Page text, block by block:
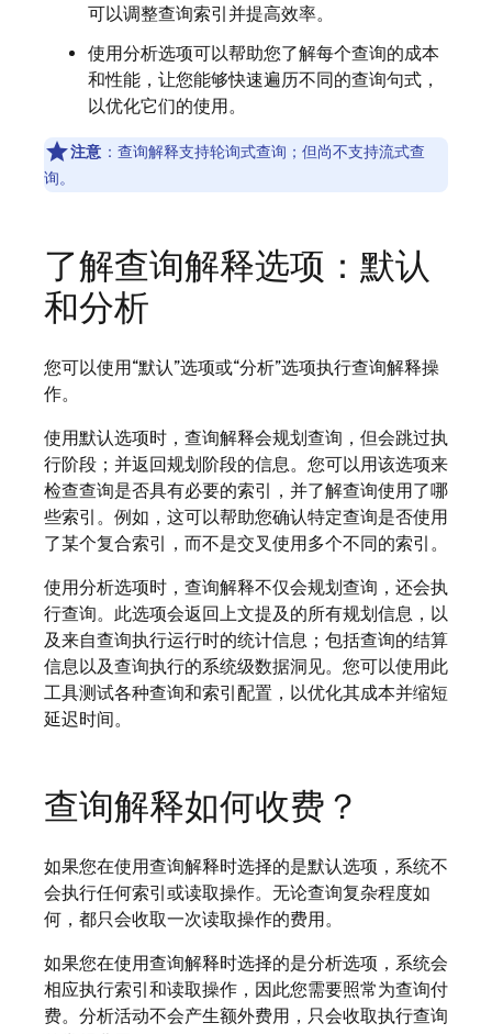
可以调整查询索引并提高效率。
使用分析选项可以帮助您了解每个查询的成本
和性能，让您能够快速遍历不同的查询句式，
以优化它们的使用。
注意 ：查询解释支持轮询式查询；但尚不支持流式查
询。
了解查询解释选项：默认
和分析
您可以使用“默认”选项或“分析”选项执行查询解释操
作。
使用默认选项时，查询解释会规划查询，但会跳过执
行阶段；并返回规划阶段的信息。您可以用该选项来
检查查询是否具有必要的索引，并了解查询使用了哪
些索引。例如，这可以帮助您确认特定查询是否使用
了某个复合索引，而不是交叉使用多个不同的索引。
使用分析选项时，查询解释不仅会规划查询，还会执
行查询。此选项会返回上文提及的所有规划信息，以
及来自查询执行运行时的统计信息；包括查询的结算
信息以及查询执行的系统级数据洞见。您可以使用此
工具测试各种查询和索引配置，以优化其成本并缩短
延迟时间。
查询解释如何收费？
如果您在使用查询解释时选择的是默认选项，系统不
会执行任何索引或读取操作。无论查询复杂程度如
何，都只会收取一次读取操作的费用。
如果您在使用查询解释时选择的是分析选项，系统会
相应执行索引和读取操作，因此您需要照常为查询付
费。分析活动不会产生额外费用，只会收取执行查询